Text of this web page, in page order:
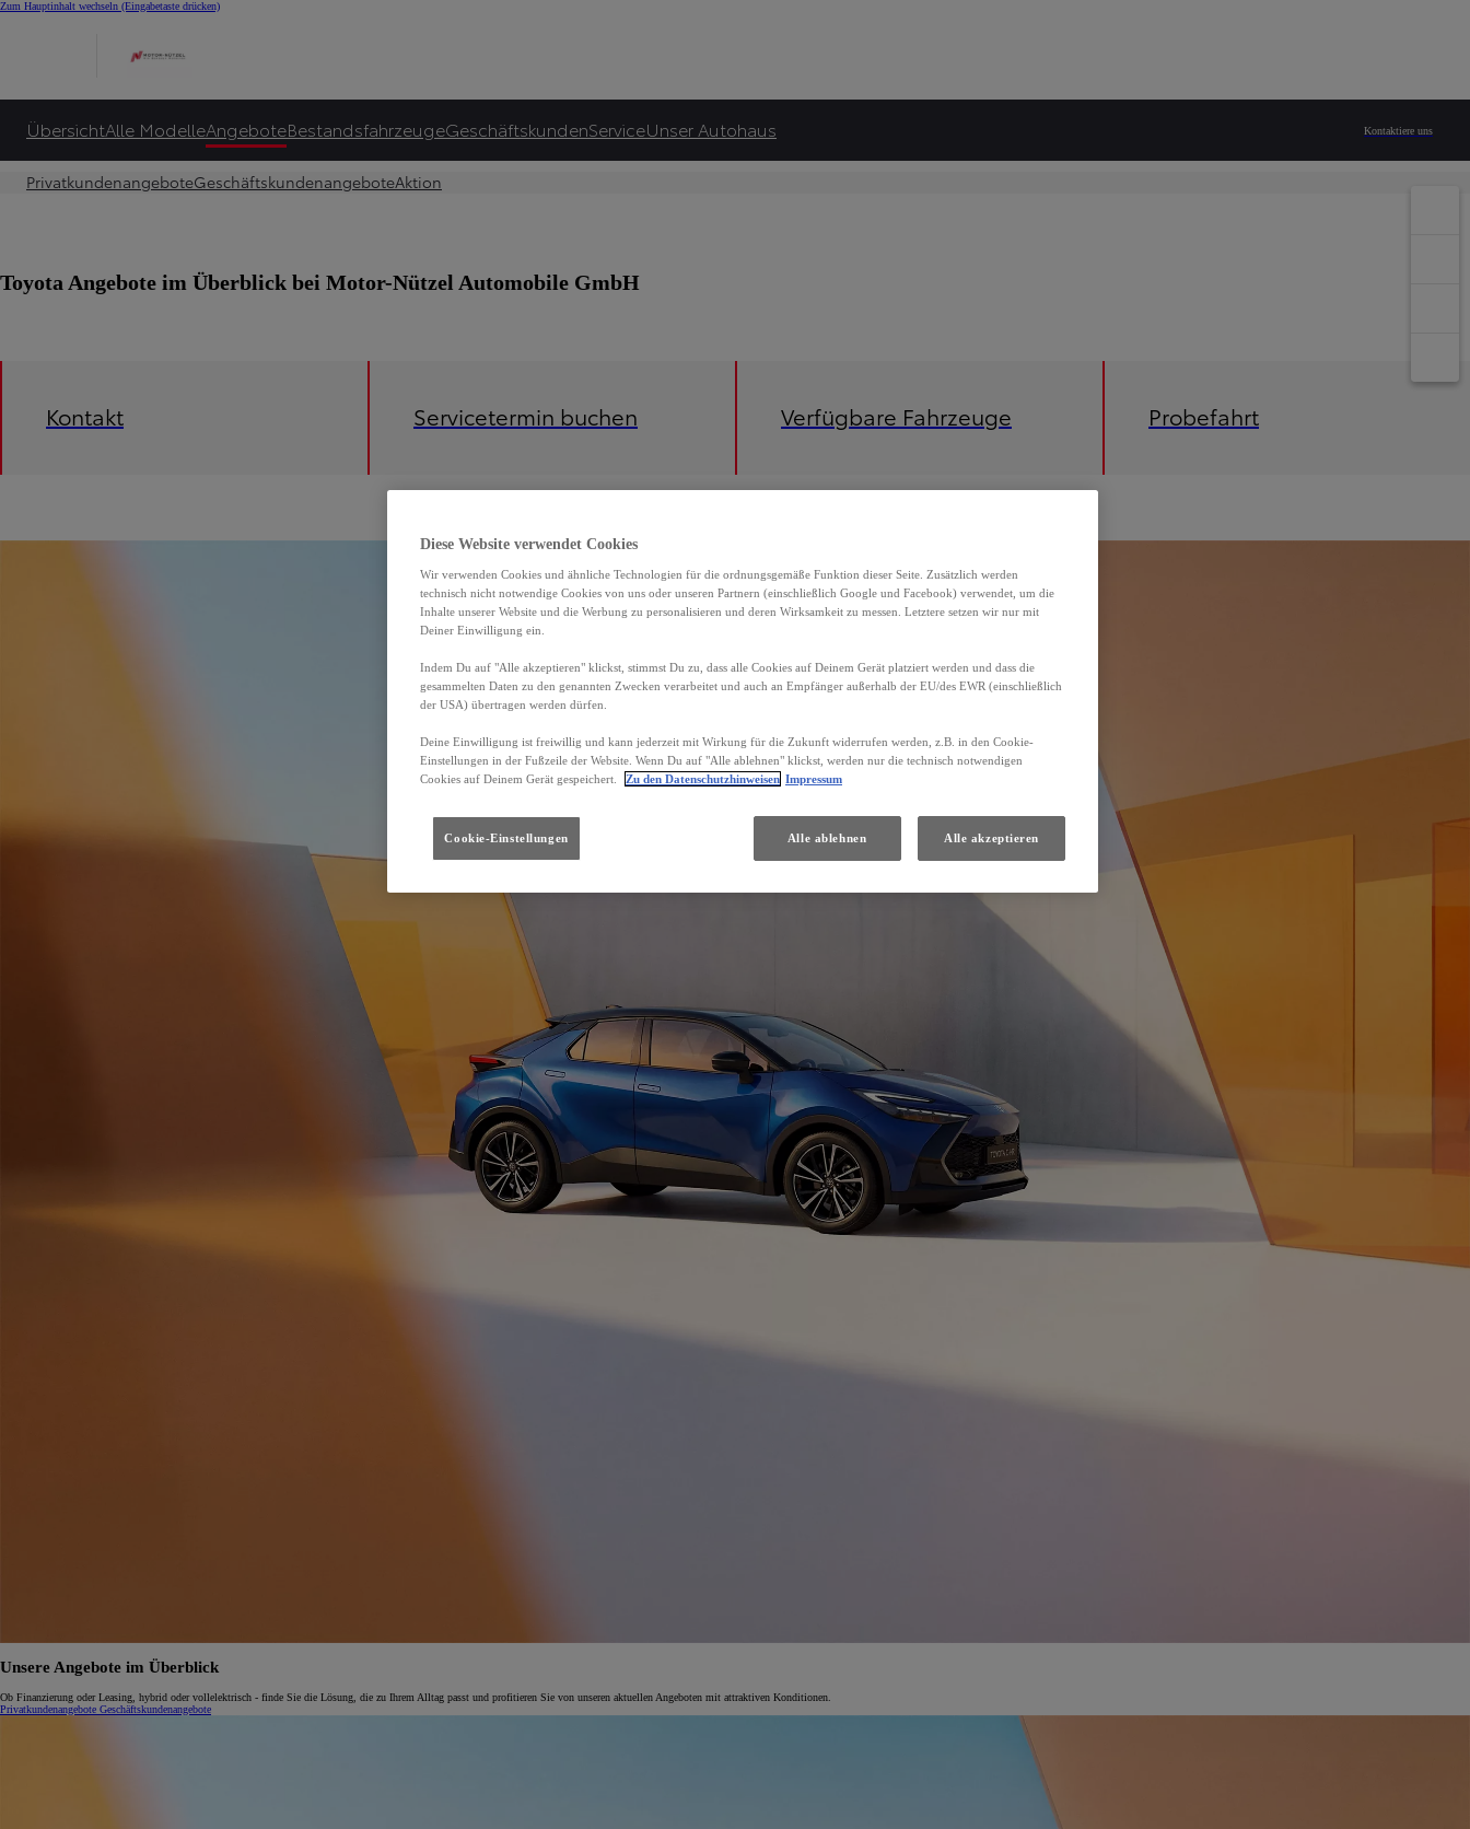
Zum Hauptinhalt wechseln (Eingabetaste drücken)
ÜbersichtAlle ModelleAngeboteBestandsfahrzeugeGeschäftskundenServiceUnser Autohaus Kontaktiere uns
PrivatkundenangeboteGeschäftskundenangeboteAktion
Toyota Angebote im Überblick bei Motor-Nützel Automobile GmbH
Kontakt Servicetermin buchen Verfügbare Fahrzeuge Probefahrt
Unsere Angebote im Überblick
Ob Finanzierung oder Leasing, hybrid oder vollelektrisch - finde Sie die Lösung, die zu Ihrem Alltag passt und profitieren Sie von unseren aktuellen Angeboten mit attraktiven Konditionen.
Privatkundenangebote Geschäftskundenangebote
Diese Website verwendet Cookies
Wir verwenden Cookies und ähnliche Technologien für die ordnungsgemäße Funktion dieser Seite. Zusätzlich werden
technisch nicht notwendige Cookies von uns oder unseren Partnern (einschließlich Google und Facebook) verwendet, um die
Inhalte unserer Website und die Werbung zu personalisieren und deren Wirksamkeit zu messen. Letztere setzen wir nur mit
Deiner Einwilligung ein.
Indem Du auf "Alle akzeptieren" klickst, stimmst Du zu, dass alle Cookies auf Deinem Gerät platziert werden und dass die
gesammelten Daten zu den genannten Zwecken verarbeitet und auch an Empfänger außerhalb der EU/des EWR (einschließlich
der USA) übertragen werden dürfen.
Deine Einwilligung ist freiwillig und kann jederzeit mit Wirkung für die Zukunft widerrufen werden, z.B. in den Cookie-
Einstellungen in der Fußzeile der Website. Wenn Du auf "Alle ablehnen" klickst, werden nur die technisch notwendigen
Cookies auf Deinem Gerät gespeichert.
Zu den Datenschutzhinweisen Impressum
Cookie-Einstellungen Alle ablehnen Alle akzeptieren